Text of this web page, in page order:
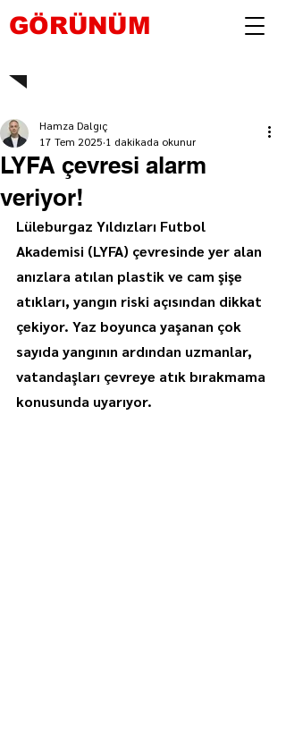
GÖRÜNÜM
LYFA çevresi alarm
veriyor!
Hamza Dalgıç
17 Tem 2025 1 dakikada okunur
Lüleburgaz Yıldızları Futbol
Akademisi (LYFA) çevresinde yer alan
anızlara atılan plastik ve cam şişe
atıkları, yangın riski açısından dikkat
çekiyor. Yaz boyunca yaşanan çok
sayıda yangının ardından uzmanlar,
vatandaşları çevreye atık bırakmama
konusunda uyarıyor.